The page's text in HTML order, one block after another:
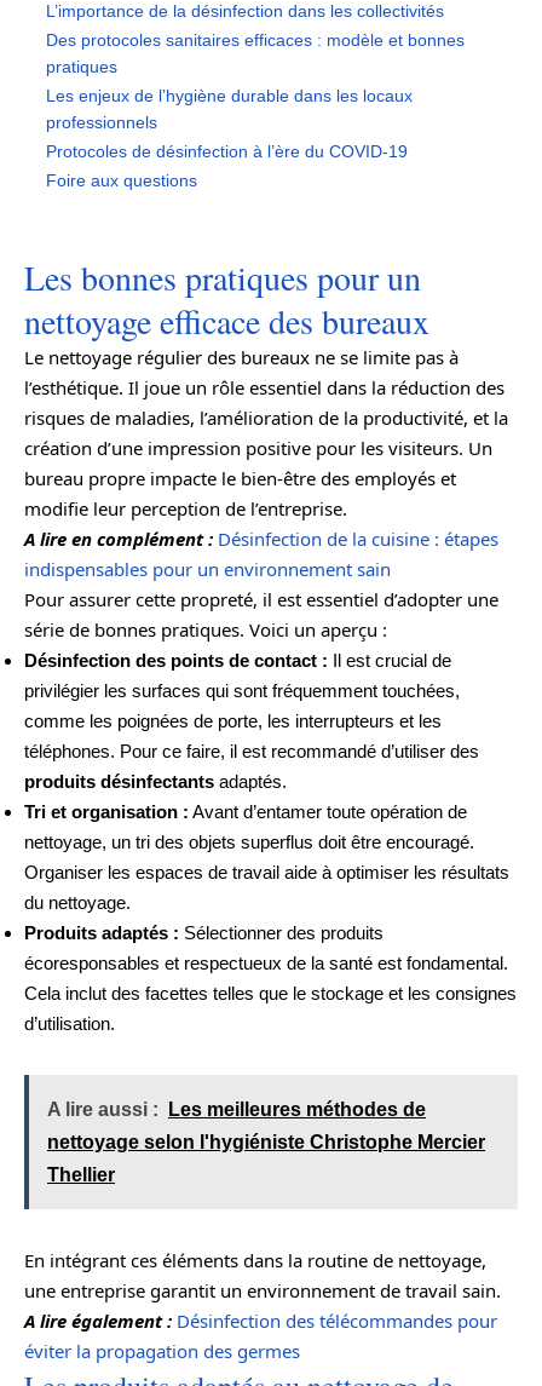
L’importance de la désinfection dans les collectivités
Des protocoles sanitaires efficaces : modèle et bonnes
pratiques
Les enjeux de l’hygiène durable dans les locaux
professionnels
Protocoles de désinfection à l’ère du COVID-19
Foire aux questions
Les bonnes pratiques pour un
nettoyage efficace des bureaux
Le nettoyage régulier des bureaux ne se limite pas à
l’esthétique. Il joue un rôle essentiel dans la réduction des
risques de maladies, l’amélioration de la productivité, et la
création d’une impression positive pour les visiteurs. Un
bureau propre impacte le bien-être des employés et
modifie leur perception de l’entreprise.
A lire en complément : Désinfection de la cuisine : étapes
indispensables pour un environnement sain
Pour assurer cette propreté, il est essentiel d’adopter une
série de bonnes pratiques. Voici un aperçu :
Désinfection des points de contact : Il est crucial de
privilégier les surfaces qui sont fréquemment touchées,
comme les poignées de porte, les interrupteurs et les
téléphones. Pour ce faire, il est recommandé d’utiliser des
produits désinfectants adaptés.
Tri et organisation : Avant d’entamer toute opération de
nettoyage, un tri des objets superflus doit être encouragé.
Organiser les espaces de travail aide à optimiser les résultats
du nettoyage.
Produits adaptés : Sélectionner des produits
écoresponsables et respectueux de la santé est fondamental.
Cela inclut des facettes telles que le stockage et les consignes
d’utilisation.
A lire aussi :
Les meilleures méthodes de
nettoyage selon l'hygiéniste Christophe Mercier
Thellier
En intégrant ces éléments dans la routine de nettoyage,
une entreprise garantit un environnement de travail sain.
A lire également : Désinfection des télécommandes pour
éviter la propagation des germes